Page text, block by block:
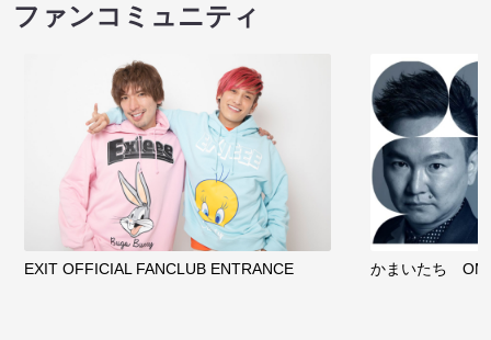
ファンコミュニティ
EXIT OFFICIAL FANCLUB ENTRANCE かまいたち